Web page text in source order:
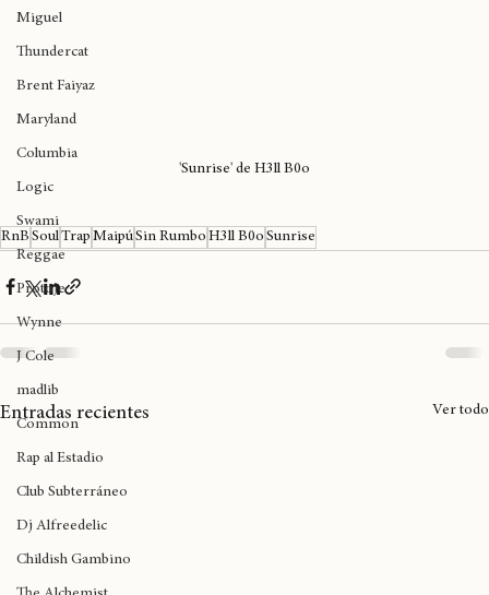
Ab-Soul
Miguel
Thundercat
Brent Faiyaz
Maryland
Columbia
Logic
Swami
Reggae
Protoje
Wynne
J Cole
madlib
Common
Rap al Estadio
Club Subterráneo
Dj Alfreedelic
Childish Gambino
RnBSoulTrap